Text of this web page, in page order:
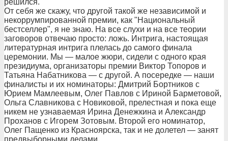
решился.
От себя же скажу, что другой такой же независимой и
некоррумпированной премии, как "Национальный
бестселлер", я не знаю. На все слухи и на все теории
заговоров отвечаю просто: ложь. Интрига, настоящая
литературная интрига плелась до самого финала
церемонии. Мы — малое жюри, сидели с одного края
президиума, организаторы премии Виктор Топоров и
Татьяна Набатникова — с другой. А посередке — наши
финалисты и их номинаторы: Дмитрий Бортников с
Юрием Мамлеевым, Олег Павлов с Ириной Барметовой,
Ольга Славникова с Новиковой, прелестная и пока еще
никем не узнаваемая Ирина Денежкина и Александр
Проханов с Игорем Зотовым. Второй его номинатор,
Олег Пащенко из Красноярска, так и не долетел — занят
предвыборными делами.